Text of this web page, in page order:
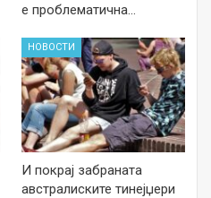
е проблематична…
НОВОСТИ
И покрај забраната
австралиските тинејџери